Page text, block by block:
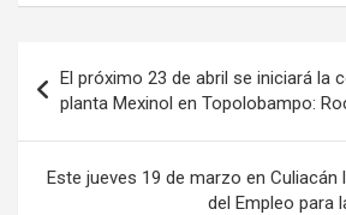
de
entradas
El próximo 23 de abril se iniciará la
planta Mexinol en Topolobampo:
Este jueves 19 de marzo en Culiacán
del Empleo para